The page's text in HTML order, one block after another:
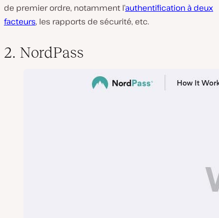
de premier ordre, notamment l’authentification à deux
facteurs, les rapports de sécurité, etc.
2. NordPass